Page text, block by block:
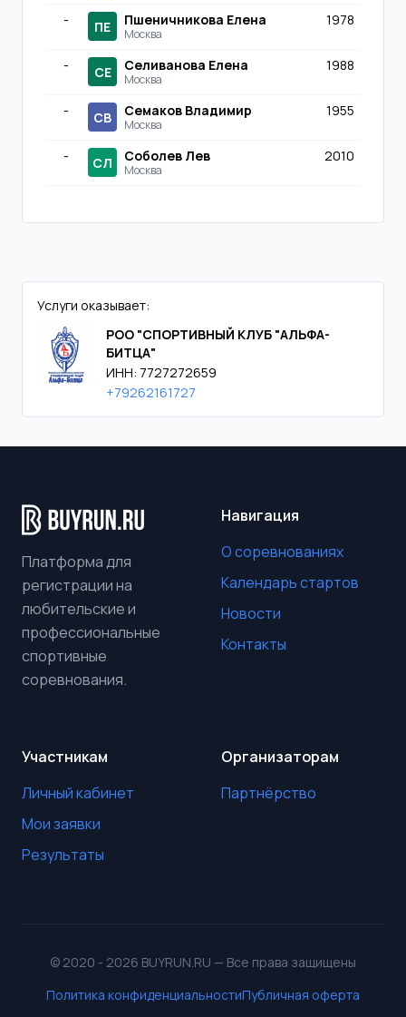
- ПЕ Пшеничникова Елена
Москва
1978
- СЕ Селиванова Елена
Москва
1988
- СВ Семаков Владимир
Москва
1955
- СЛ Соболев Лев
Москва
2010
Услуги оказывает:
РОО "СПОРТИВНЫЙ КЛУБ "АЛЬФА-
БИТЦА"
ИНН: 7727272659
+79262161727
Платформа для
регистрации на
любительские и
профессиональные
спортивные
соревнования.
Навигация
О соревнованиях
Календарь стартов
Новости
Контакты
Участникам
Личный кабинет
Мои заявки
Результаты
Организаторам
Партнёрство
© 2020 - 2026 BUYRUN.RU — Все права защищены
Политика конфиденциальностиПубличная оферта